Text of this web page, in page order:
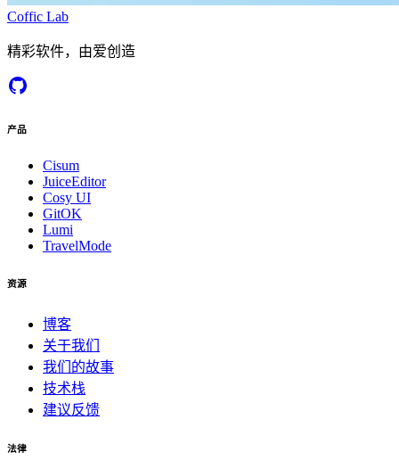
Coffic Lab
精彩软件，由爱创造
产品
Cisum
JuiceEditor
Cosy UI
GitOK
Lumi
TravelMode
资源
博客
关于我们
我们的故事
技术栈
建议反馈
法律